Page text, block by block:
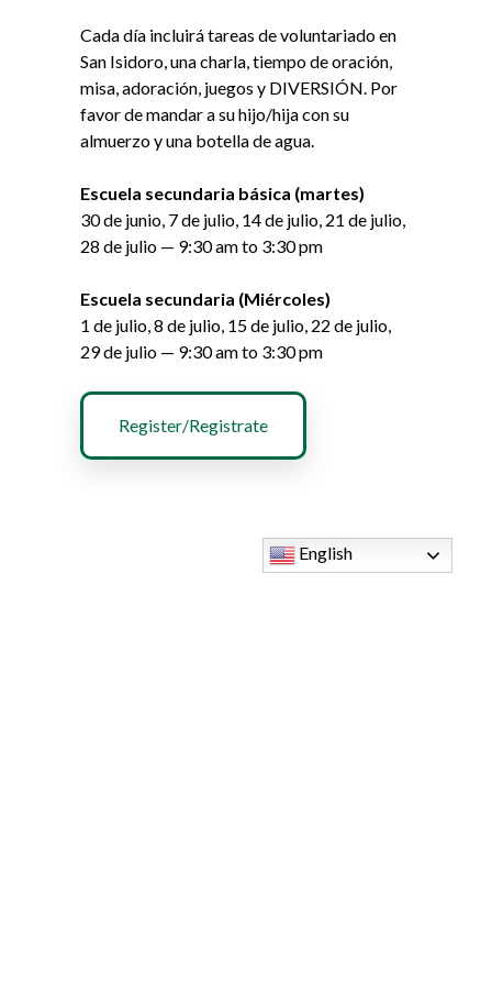
Cada día incluirá tareas de voluntariado en
San Isidoro, una charla, tiempo de oración,
misa, adoración, juegos y DIVERSIÓN. Por
favor de mandar a su hijo/hija con su
almuerzo y una botella de agua.
Escuela secundaria básica (martes)
30 de junio, 7 de julio, 14 de julio, 21 de julio,
28 de julio — 9:30 am to 3:30 pm
Escuela secundaria (Miércoles)
1 de julio, 8 de julio, 15 de julio, 22 de julio,
29 de julio — 9:30 am to 3:30 pm
Register/Registrate
English